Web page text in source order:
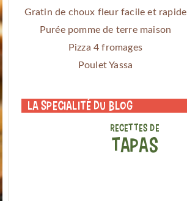
Gratin de choux fleur facile et rapide
Purée pomme de terre maison
Pizza 4 fromages
Poulet Yassa
La specialité du blog
RECETTES DE
TAPAS